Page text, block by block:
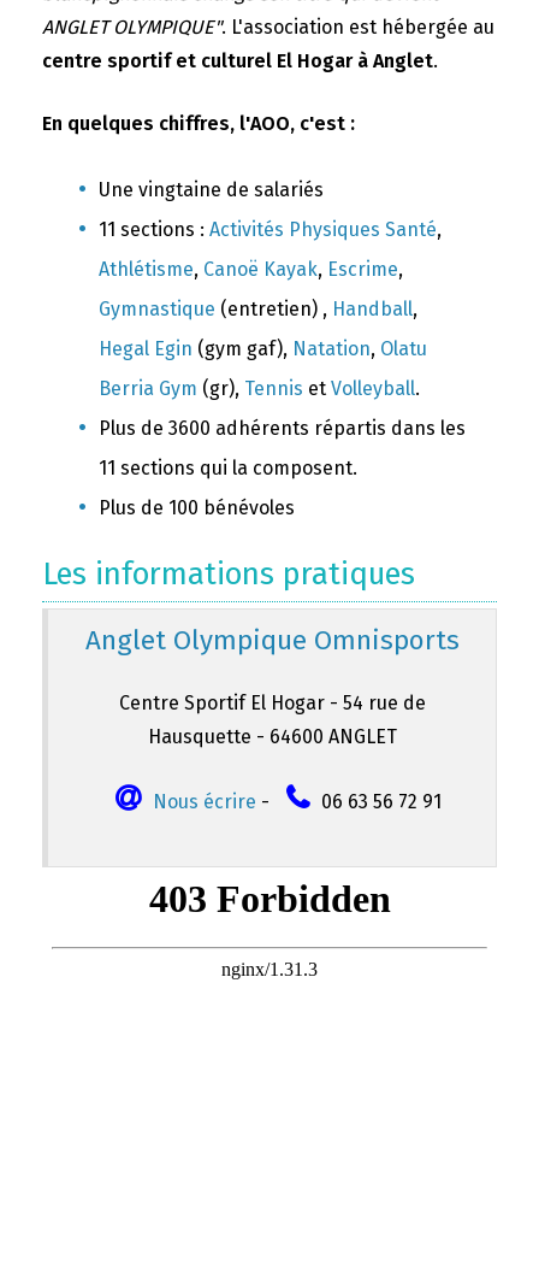
ANGLET OLYMPIQUE". L'association est hébergée au
centre sportif et culturel El Hogar à Anglet.
En quelques chiffres, l'AOO, c'est :
Une vingtaine de salariés
11 sections : Activités Physiques Santé,
Athlétisme, Canoë Kayak, Escrime,
Gymnastique (entretien) , Handball,
Hegal Egin (gym gaf), Natation, Olatu
Berria Gym (gr), Tennis et Volleyball.
Plus de 3600 adhérents répartis dans les
11 sections qui la composent.
Plus de 100 bénévoles
Les informations pratiques
Anglet Olympique Omnisports
Centre Sportif El Hogar - 54 rue de
Hausquette - 64600 ANGLET
Nous écrire - 06 63 56 72 91